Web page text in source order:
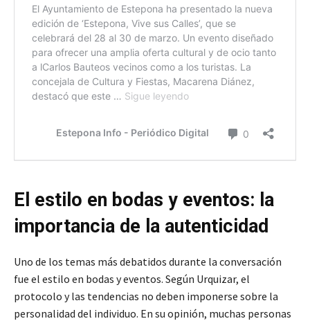
El estilo en bodas y eventos: la
importancia de la autenticidad
Uno de los temas más debatidos durante la conversación
fue el estilo en bodas y eventos. Según Urquizar, el
protocolo y las tendencias no deben imponerse sobre la
personalidad del individuo. En su opinión, muchas personas